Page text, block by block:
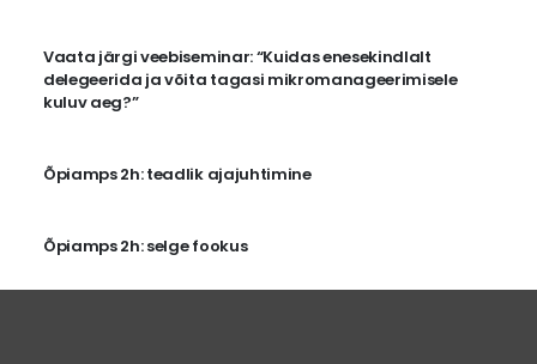
Vaata järgi veebiseminar: “Kuidas enesekindlalt
delegeerida ja võita tagasi mikromanageerimisele
kuluv aeg?”
Õpiamps 2h: teadlik ajajuhtimine
Õpiamps 2h: selge fookus